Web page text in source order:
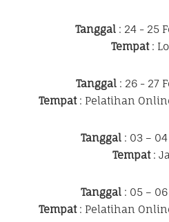
Tanggal : 24 - 25
Tempat:
Tanggal: 26 - 27
Tempat: Pelatihan
Tanggal: 03 –
Tempat:
Tanggal: 05 –
Tempat: Pelatihan